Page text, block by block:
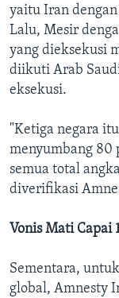
yaitu Iran dengan
Lalu, Mesir
yang dieksekusi
diikuti Arab
eksekusi.
"Ketiga negara
menyumbang 80
semua total
diverifikasi
Vonis Mati Capai
Sementara,
global, Amnesty